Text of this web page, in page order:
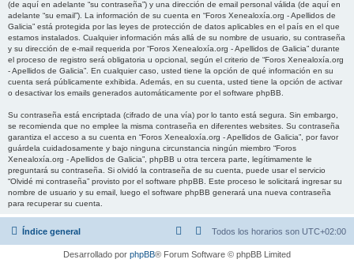
(de aquí en adelante “su contraseña”) y una dirección de email personal válida (de aquí en
adelante “su email”). La información de su cuenta en “Foros Xenealoxía.org - Apellidos de
Galicia” está protegida por las leyes de protección de datos aplicables en el país en el que
estamos instalados. Cualquier información más allá de su nombre de usuario, su contraseña
y su dirección de e-mail requerida por “Foros Xenealoxía.org - Apellidos de Galicia” durante
el proceso de registro será obligatoria u opcional, según el criterio de “Foros Xenealoxía.org
- Apellidos de Galicia”. En cualquier caso, usted tiene la opción de qué información en su
cuenta será públicamente exhibida. Además, en su cuenta, usted tiene la opción de activar
o desactivar los emails generados automáticamente por el software phpBB.
Su contraseña está encriptada (cifrado de una vía) por lo tanto está segura. Sin embargo,
se recomienda que no emplee la misma contraseña en diferentes websites. Su contraseña
garantiza el acceso a su cuenta en “Foros Xenealoxía.org - Apellidos de Galicia”, por favor
guárdela cuidadosamente y bajo ninguna circunstancia ningún miembro “Foros
Xenealoxía.org - Apellidos de Galicia”, phpBB u otra tercera parte, legítimamente le
preguntará su contraseña. Si olvidó la contraseña de su cuenta, puede usar el servicio
“Olvidé mi contraseña” provisto por el software phpBB. Este proceso le solicitará ingresar su
nombre de usuario y su email, luego el software phpBB generará una nueva contraseña
para recuperar su cuenta.
Índice general Todos los horarios son UTC+02:00
Desarrollado por phpBB® Forum Software © phpBB Limited